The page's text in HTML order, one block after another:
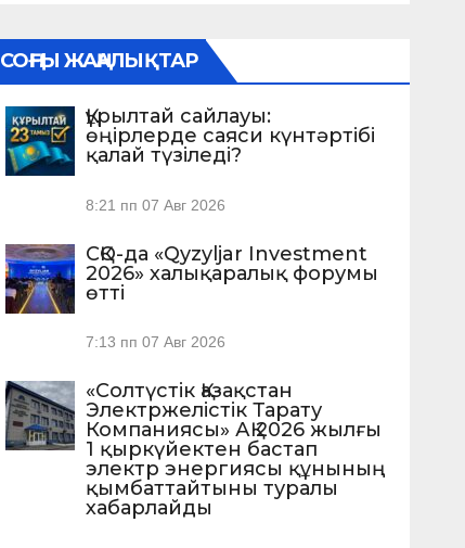
СОҢҒЫ ЖАҢАЛЫҚТАР
Құрылтай сайлауы:
өңірлерде саяси күнтәртібі
қалай түзіледі?
8:21 пп 07 Авг 2026
СҚО-да «Qyzyljar Investment
2026» халықаралық форумы
өтті
7:13 пп 07 Авг 2026
«Солтүстік Қазақстан
Электржелістік Тарату
Компаниясы» АҚ 2026 жылғы
1 қыркүйектен бастап
электр энергиясы құнының
қымбаттайтыны туралы
хабарлайды